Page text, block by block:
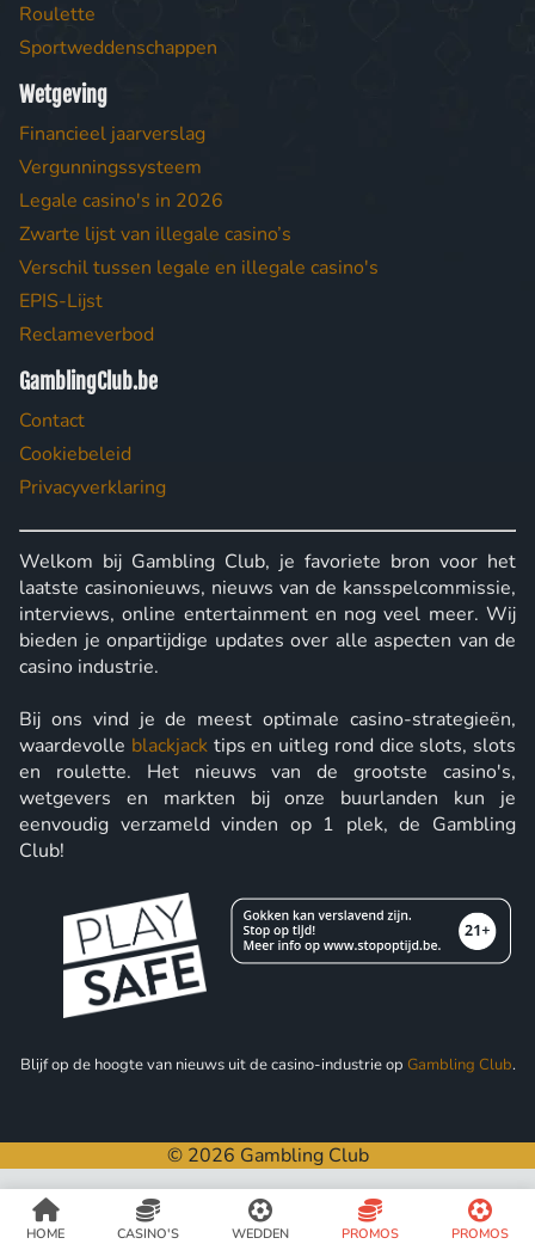
HOME CASINO'S WEDDEN PROMOS PROMOS
Roulette
Sportweddenschappen
Wetgeving
Financieel jaarverslag
Vergunningssysteem
Legale casino's in 2026
Zwarte lijst van illegale casino’s
Verschil tussen legale en illegale casino's
EPIS-Lijst
Reclameverbod
GamblingClub.be
Contact
Cookiebeleid
Privacyverklaring
Welkom bij Gambling Club, je favoriete bron voor het
laatste casinonieuws, nieuws van de kansspelcommissie,
interviews, online entertainment en nog veel meer. Wij
bieden je onpartijdige updates over alle aspecten van de
casino industrie.
Bij ons vind je de meest optimale casino-strategieën,
waardevolle blackjacktips en uitleg rond dice slots, slots
en roulette. Het nieuws van de grootste casino's,
wetgevers en markten bij onze buurlanden kun je
eenvoudig verzameld vinden op 1 plek, de Gambling
Club!
Blijf op de hoogte van nieuws uit de casino-industrie op Gambling Club.
© 2026 Gambling Club